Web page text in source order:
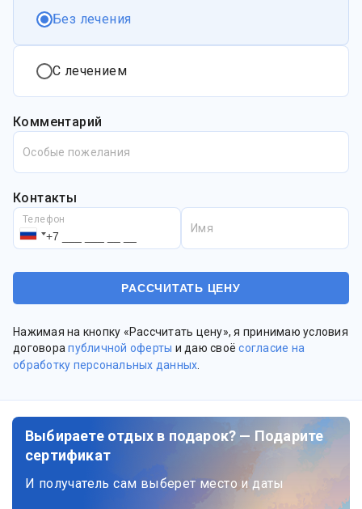
Без лечения
С лечением
Комментарий
Особые пожелания
Контакты
Телефон
Имя
Нажимая на кнопку «Рассчитать цену», я принимаю условия
договорапубличной оферты и даю своёсогласие на
обработку персональных данных
Выбираете отдых в подарок? — Подарите
сертификат
И получатель сам выберет место и даты